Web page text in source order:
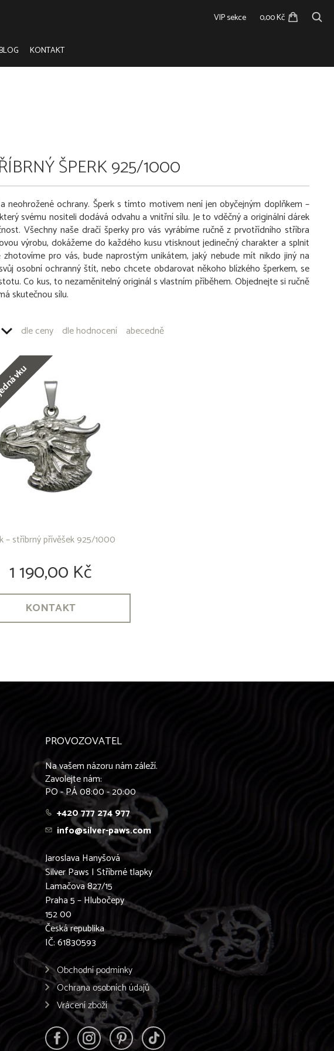
VIP sekce 0,00 Kč
KONTAKT
ŠPERK 925/1000
ochrany. Šperk s tímto motivem není jen obyčejným doplňkem –
svému nositeli dodává odvahu a vnitřní sílu. Je to vděčný a originální dárek
Všechny naše dračí šperky pro vás vyrábíme ručně z prvotřídního stříbra
výrobu, dokážeme do každého kusu vtisknout jedinečný charakter a splnit
pro vás, bude naprostým unikátem, jaký nebude mít nikdo jiný na
osobní ochranný štít, nebo chcete obdarovat někoho blízkého šperkem, se
Co kus, to nezaměnitelný originál s vlastním příběhem. Objednejte si ručně
skutečnou sílu.
dle ceny dle hodnocení abecedně
– stříbrný přívěšek 925/1000
1 190,00 Kč
KONTAKT
PROVOZOVATEL
Na vašem názoru nám záleží.
Zavolejte nám:
PO - PÁ 08:00 - 20:00
+420 777 274 977
info@silver-paws.com
Jaroslava Hanyšová
Silver Paws | Stříbrné tlapky
Lamačova 827/15
Praha 5 – Hlubočepy
152 00
Česká republika
IČ: 61830593
Obchodní podmínky
Ochrana osobních údajů
Vrácení zboží